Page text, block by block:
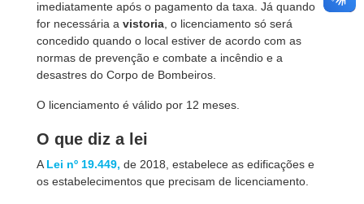
imediatamente após o pagamento da taxa. Já quando
for necessária a vistoria , o licenciamento só será
concedido quando o local estiver de acordo com as
normas de prevenção e combate a incêndio e a
desastres do Corpo de Bombeiros.
O licenciamento é válido por 12 meses.
O que diz a lei
A Lei nº 19.449, de 2018, estabelece as edificações e
os estabelecimentos que precisam de licenciamento.